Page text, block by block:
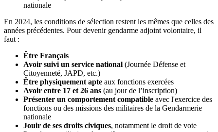
nationale
En 2024, les conditions de sélection restent les mêmes que celles des
années précédentes. Pour devenir gendarme adjoint volontaire, il
faut :
Être Français
Avoir suivi un service national (Journée Défense et
Citoyenneté, JAPD, etc.)
Être physiquement apte aux fonctions exercées
Avoir entre 17 et 26 ans (au jour de l’inscription)
Présenter un comportement compatible avec l'exercice des
fonctions ou des missions des militaires de la Gendarmerie
nationale
Jouir de ses droits civiques, notamment le droit de vote